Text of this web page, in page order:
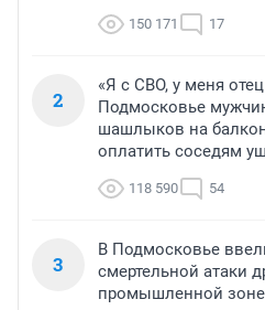
150 171 17
2
«Я с СВО, у меня
Подмосковье
шашлыков на
оплатить соседям
118 590 54
3
В Подмосковье
смертельной атаки
промышленной зоне